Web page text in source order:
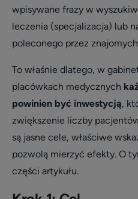
wizerunek i opinie
Zarządzanie placówką medyczną
Zmniejszenie nieobecności i
Efektywne planowanie dnia
Efektywność i rozwój
Infografika
Social media
Usprawnienie pracy placówki
Biblioteka dla placówek
wpisywane frazy w
leczenia (specjalizacja) lub
poleconego przez
To właśnie dlatego, w
placówkach medycznych
powinien być inwestycją,
zwiększenie liczby
są jasne cele, właściwe
pozwolą mierzyć efekty. O
części artykułu.